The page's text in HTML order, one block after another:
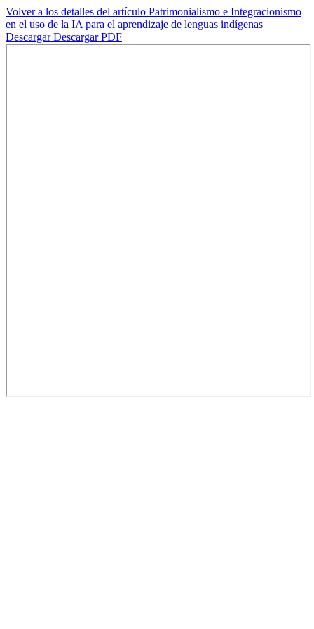
Volver a los detalles del artículo Patrimonialismo e Integracionismo
en el uso de la IA para el aprendizaje de lenguas indígenas
DescargarDescargar PDF